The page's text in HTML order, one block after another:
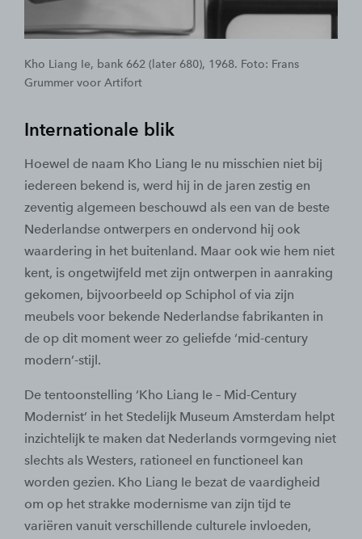
Kho Liang Ie, bank 662 (later 680), 1968. Foto: Frans
Grummer voor Artifort
Internationale blik
Hoewel de naam Kho Liang Ie nu misschien niet bij
iedereen bekend is, werd hij in de jaren zestig en
zeventig algemeen beschouwd als een van de beste
Nederlandse ontwerpers en ondervond hij ook
waardering in het buitenland. Maar ook wie hem niet
kent, is ongetwijfeld met zijn ontwerpen in aanraking
gekomen, bijvoorbeeld op Schiphol of via zijn
meubels voor bekende Nederlandse fabrikanten in
de op dit moment weer zo geliefde ‘mid-century
modern’-stijl.
De tentoonstelling ‘Kho Liang Ie – Mid-Century
Modernist’ in het Stedelijk Museum Amsterdam helpt
inzichtelijk te maken dat Nederlands vormgeving niet
slechts als Westers, rationeel en functioneel kan
worden gezien. Kho Liang Ie bezat de vaardigheid
om op het strakke modernisme van zijn tijd te
variëren vanuit verschillende culturele invloeden,